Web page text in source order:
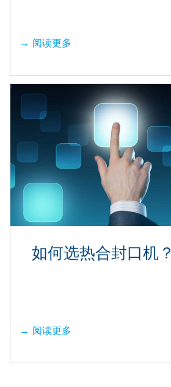
阅读更多
如何选热合封口机？
阅读更多